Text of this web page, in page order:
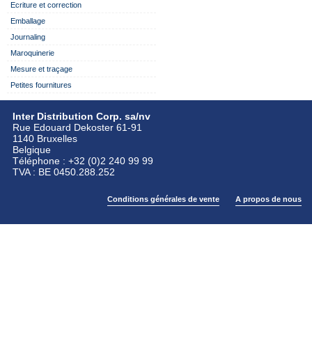
Ecriture et correction
Emballage
Journaling
Maroquinerie
Mesure et traçage
Petites fournitures
Inter Distribution Corp. sa/nv
Rue Edouard Dekoster 61-91
1140 Bruxelles
Belgique
Téléphone : +32 (0)2 240 99 99
TVA : BE 0450.288.252
Conditions générales de vente A propos de nous